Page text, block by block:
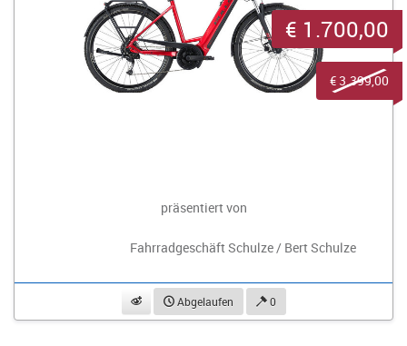
präsentiert von
Fahrradgeschäft Schulze / Bert Schulze
beobachtenAbgelaufen 0
€ 1.700,00
€ 3.399,00